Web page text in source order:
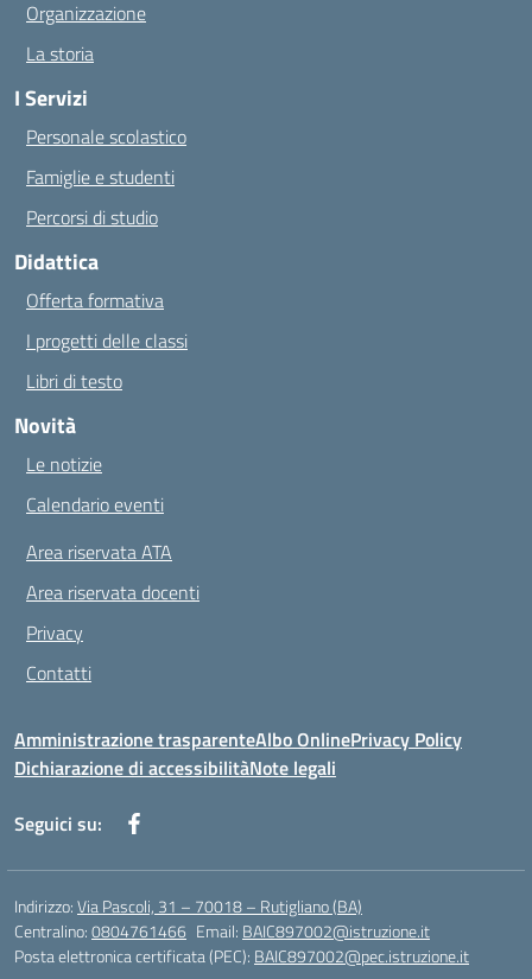
Organizzazione
La storia
I Servizi
Personale scolastico
Famiglie e studenti
Percorsi di studio
Didattica
Offerta formativa
I progetti delle classi
Libri di testo
Novità
Le notizie
Calendario eventi
Area riservata ATA
Area riservata docenti
Privacy
Contatti
Amministrazione trasparenteAlbo OnlinePrivacy Policy
Dichiarazione di accessibilitàNote legali
Seguici su:
Indirizzo:Via Pascoli, 31 – 70018 – Rutigliano (BA)
Centralino:0804761466 Email: BAIC897002@istruzione.it
Posta elettronica certificata (PEC): BAIC897002@pec.istruzione.it